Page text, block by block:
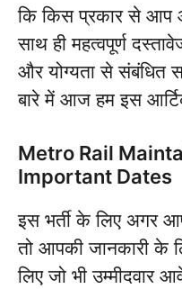
कि किस प्रकार से आप
साथ ही महत्वपूर्ण
और योग्यता से संबंधित
बारे में आज हम इस
Metro Rail
Important Dates
इस भर्ती के लिए अगर
तो आपकी जानकारी के
लिए जो भी उम्मीदवार